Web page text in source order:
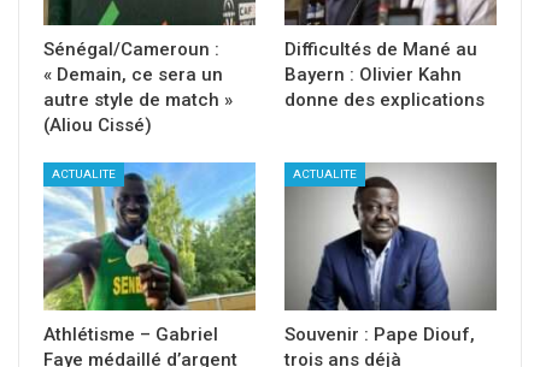
Sénégal/Cameroun :
« Demain, ce sera un
autre style de match »
(Aliou Cissé)
Difficultés de Mané au
Bayern : Olivier Kahn
donne des explications
ACTUALITE
Athlétisme – Gabriel
Faye médaillé d’argent
ACTUALITE
Souvenir : Pape Diouf,
trois ans déjà